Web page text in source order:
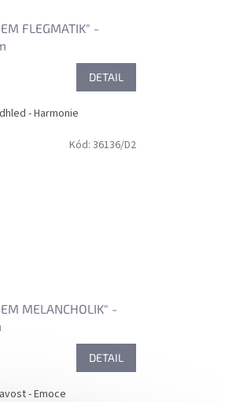
FLEGMATIK" -
DETAIL
- Harmonie
MELANCHOLIK" -
DETAIL
- Emoce
Kód: 36136/D2